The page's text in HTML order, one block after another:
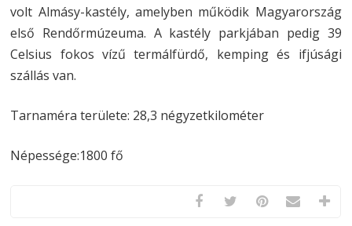
volt Almásy-kastély, amelyben működik Magyarország
első Rendőrmúzeuma. A kastély parkjában pedig 39
Celsius fokos vízű termálfürdő, kemping és ifjúsági
szállás van.
Tarnaméra területe: 28,3 négyzetkilométer
Népessége:1800 fő